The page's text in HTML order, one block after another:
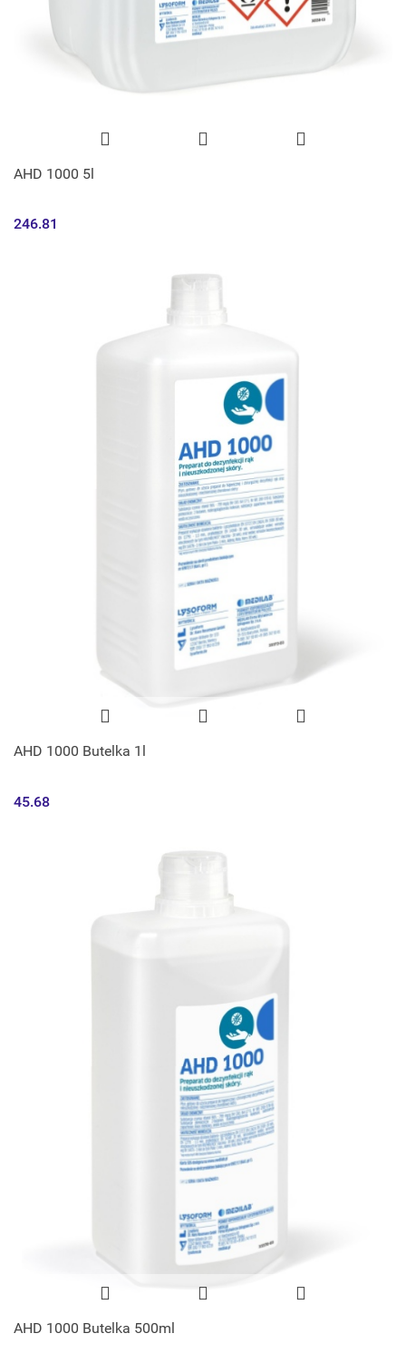
AHD 1000 5l
246.81
AHD 1000 Butelka 1l
45.68
AHD 1000 Butelka 500ml